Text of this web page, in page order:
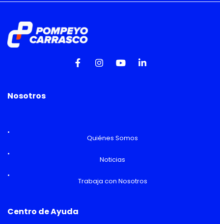
Nosotros
Quiénes Somos
Noticias
Trabaja con Nosotros
Centro de Ayuda